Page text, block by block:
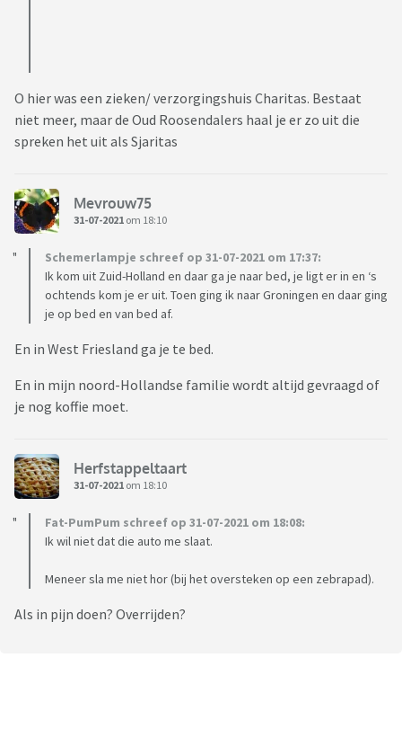
O hier was een zieken/ verzorgingshuis Charitas. Bestaat
niet meer, maar de Oud Roosendalers haal je er zo uit die
spreken het uit als Sjaritas
Mevrouw75
31-07-2021 om 18:10
Schemerlampje schreef op 31-07-2021 om 17:37:
Ik kom uit Zuid-Holland en daar ga je naar bed, je ligt er in en ‘s
ochtends kom je er uit. Toen ging ik naar Groningen en daar ging
je op bed en van bed af.
En in West Friesland ga je te bed.
En in mijn noord-Hollandse familie wordt altijd gevraagd of
je nog koffie moet.
Herfstappeltaart
31-07-2021 om 18:10
Fat-PumPum schreef op 31-07-2021 om 18:08:
Ik wil niet dat die auto me slaat.
Meneer sla me niet hor (bij het oversteken op een zebrapad).
Als in pijn doen? Overrijden?